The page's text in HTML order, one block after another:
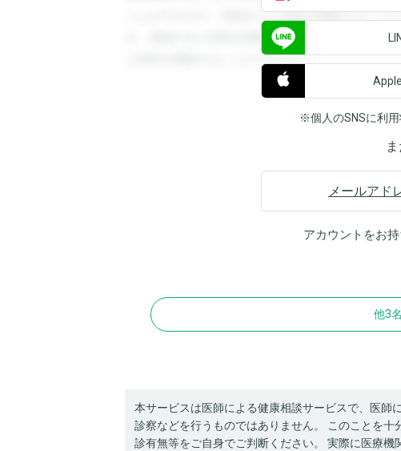
ことができます。登録すると回答を閲覧すること
す。登録すると回答を閲覧することができます。
と回答を閲覧することができます。
※個人のSNSに利
メールアド
アカウントをお
他3
本サービスは医師による健康相談サービスで、医師
診察などを行うものではありません。 このことを
診有無等をご自身でご判断ください。 実際に医療